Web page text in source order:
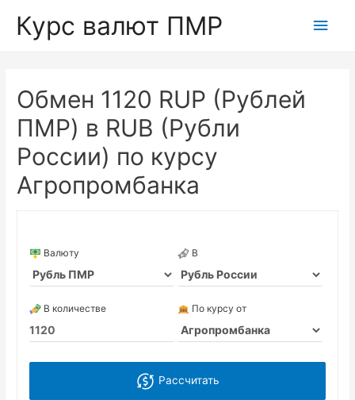
Курс валют ПМР
Обмен 1120 RUP (Рублей
ПМР) в RUB (Рубли
России) по курсу
Агропромбанка
Валюту В
В количестве По курсу от
Рассчитать